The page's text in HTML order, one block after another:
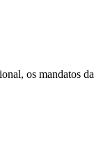
os mandatos da